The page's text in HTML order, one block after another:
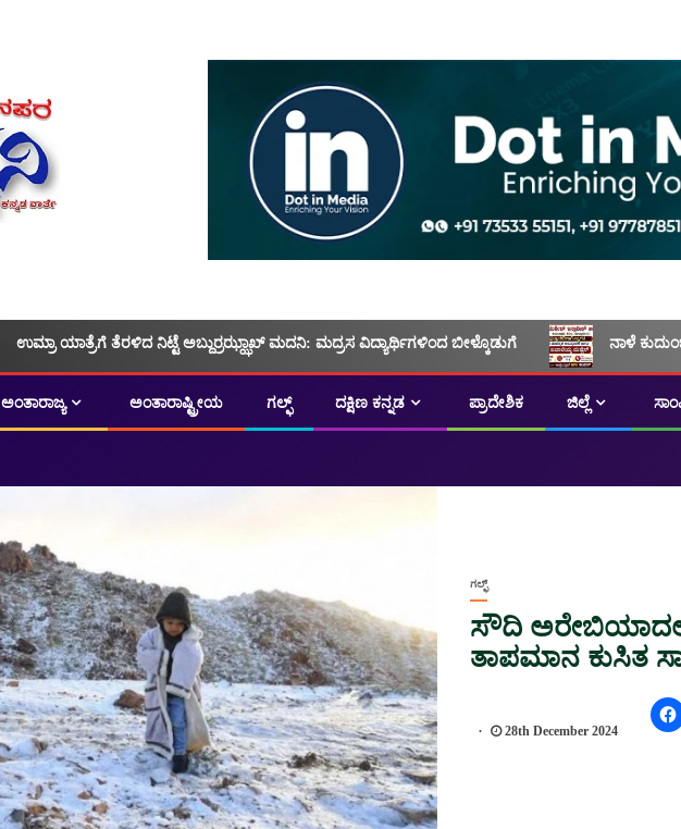
ಉಮ್ರಾ ಯಾತ್ರೆಗೆ ತೆರಳಿದ ನಿಟ್ಟೆ ಅಬ್ದುರ್ರಝ್ಝಾಖ್ ಮದನಿ: ಮದ್ರಸ ವಿದ್ಯಾರ್ಥಿಗಳಿಂದ ಬೀಳ್ಕೊಡುಗೆ ನಾಳೆ
ಅಂತಾರಾಜ್ಯ ಅಂತಾರಾಷ್ಟ್ರೀಯ ಗಲ್ಫ್ ದಕ್ಷಿಣ ಕನ್ನಡ ಪ್ರಾದೇಶಿಕ ಜಿಲ್ಲೆ
ಗಲ್ಫ್
ಸೌದಿ
ತಾಪಮಾನ ಕುಸಿತ
28th December 2024